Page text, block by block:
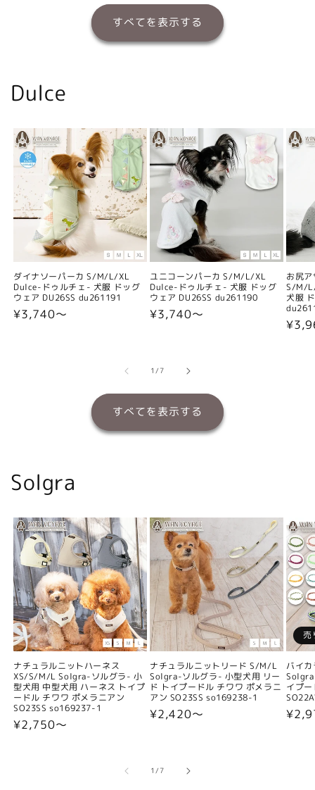
すべてを表示する
Dulce
ダイナソーパーカ S/M/L/XL
Dulce-ドゥルチェ- 犬服 ドッグ
ウェア DU26SS du261191
通
¥3,740〜
ユニコーンパーカ S/M/L/XL
Dulce-ドゥルチェ- 犬服 ドッグ
ウェア DU26SS du261190
通
¥3,740〜
お尻
S/M/
犬服
通
1/の
7
すべてを表示する
Solgra
ナチュラルニットハーネス
XS/S/M/L Solgra-ソルグラ- 小
型犬用 中型犬用 ハーネス トイプ
ードル チワワ ポメラニアン
SO23SS so169237-1
通
¥2,750〜
ナチュラルニットリード S/M/L
Solgra-ソルグラ- 小型犬用 リー
ド トイプードル チワワ ポメラニ
アン SO23SS so169238-1
通
¥2,420〜
売
バイ
イプ
通
1/の
7